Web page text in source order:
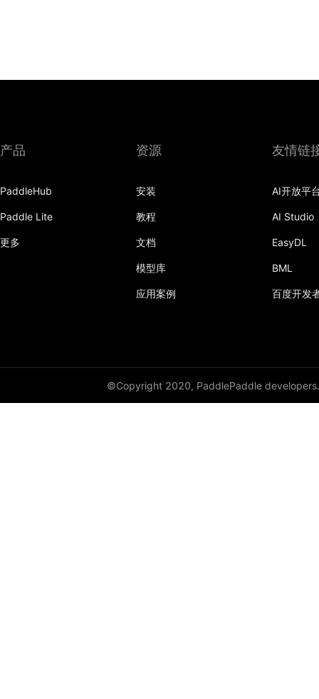
产品
PaddleHub
Paddle Lite
更多
资源
安装
教程
文档
模型库
应用案例
友情链
AI开放平
AI Studio
EasyDL
BML
百度开发
©Copyright 2020, PaddlePaddle developers.